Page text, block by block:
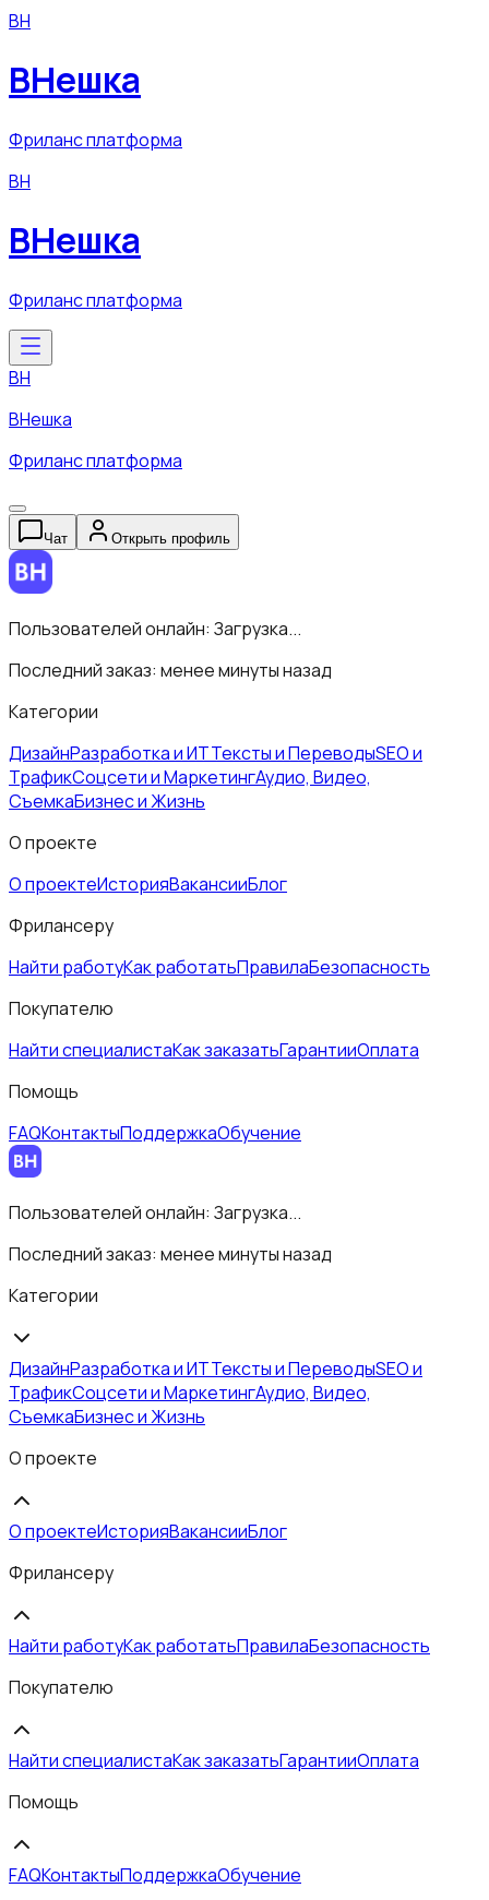
ВН
ВНешка
Фриланс платформа
ВН
ВНешка
Фриланс платформа
ВН
ВНешка
Фриланс платформа
Чат Открыть профиль
Пользователей онлайн: Загрузка...
Последний заказ: менее минуты назад
Категории
ДизайнРазработка и ИТТексты и ПереводыSEO и
ТрафикСоцсети и МаркетингАудио, Видео,
СъемкаБизнес и Жизнь
О проекте
О проектеИсторияВакансииБлог
Фрилансеру
Найти работуКак работатьПравилаБезопасность
Покупателю
Найти специалистаКак заказатьГарантииОплата
Помощь
FAQКонтактыПоддержкаОбучение
Пользователей онлайн: Загрузка...
Последний заказ: менее минуты назад
Категории
ДизайнРазработка и ИТТексты и ПереводыSEO и
ТрафикСоцсети и МаркетингАудио, Видео,
СъемкаБизнес и Жизнь
О проекте
О проектеИсторияВакансииБлог
Фрилансеру
Найти работуКак работатьПравилаБезопасность
Покупателю
Найти специалистаКак заказатьГарантииОплата
Помощь
FAQКонтактыПоддержкаОбучение